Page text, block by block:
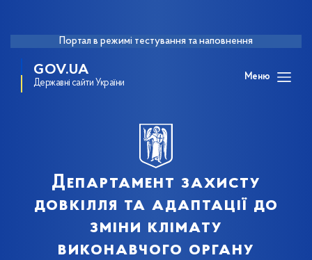
Портал в режимі тестування та наповнення
GOV.UA
Державні сайти України
Меню
Департамент захисту
довкілля та адаптації до
зміни клімату
виконавчого органу